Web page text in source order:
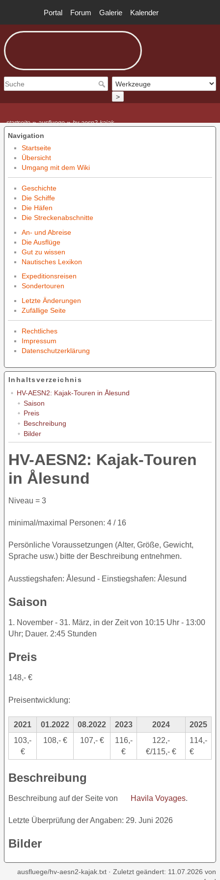
>
startseite»ausfluege»hv-aesn2-kajak
Navigation
Startseite
Übersicht
Umgang mit dem Wiki
Geschichte
Die Schiffe
Die Häfen
Die Streckenabschnitte
An- und Abreise
Die Ausflüge
Gut zu wissen
Nautisches Lexikon
Expeditionsreisen
Sondertouren
Letzte Änderungen
Zufällige Seite
Rechtliches
Impressum
Datenschutzerklärung
Inhaltsverzeichnis
HV-AESN2: Kajak-Touren in Ålesund
Saison
Preis
Beschreibung
Bilder
HV-AESN2: Kajak-Touren
in Ålesund
Niveau = 3
minimal/maximal Personen: 4 / 16
Persönliche Voraussetzungen (Alter, Größe, Gewicht,
Sprache usw.) bitte der Beschreibung entnehmen.
Ausstiegshafen: Ålesund - Einstiegshafen: Ålesund
Saison
1. November - 31. März, in der Zeit von 10:15 Uhr - 13:00
Uhr; Dauer. 2:45 Stunden
Preis
148,- €
Preisentwicklung:
2021 01.2022 08.2022 2023 2024
2025
103,-
€
108,- € 107,- €
116,-
€
122,-
€/115,- €
114,-
€
Beschreibung
Beschreibung auf der Seite von Havila Voyages.
Letzte Überprüfung der Angaben: 29. Juni 2026
Bilder
ausfluege/hv-aesn2-kajak.txt · Zuletzt geändert: 11.07.2026 von
Portal Forum Galerie Kalender